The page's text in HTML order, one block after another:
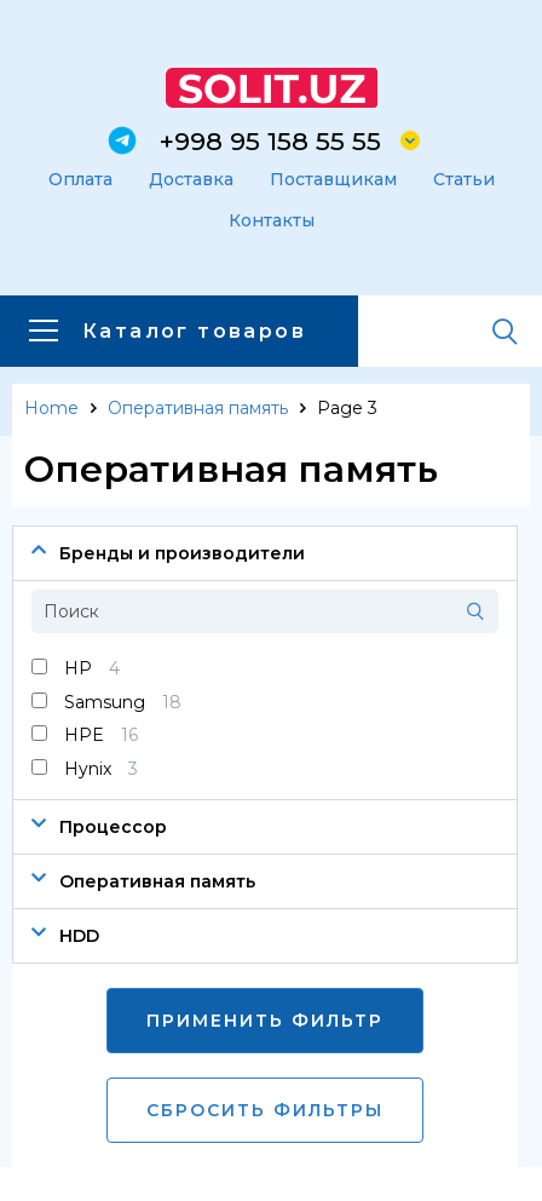
+998 95 158 55 55
Оплата Доставка Поставщикам
Статьи
Контакты
Каталог товаров
Каталог товаров
Сервера
Системы хранения данных
Серверные комплектующие
Оперативная память
SAS диски
SSD диски
SATA диски
Блоки питания
Коммутаторы
Home Оперативная память Page 3
Оперативная память
Бренды и производители
HP
4
Samsung
18
HPE
16
Hynix
3
Процессор
Оперативная память
HDD
ПРИМЕНИТЬ ФИЛЬТР
СБРОСИТЬ ФИЛЬТРЫ